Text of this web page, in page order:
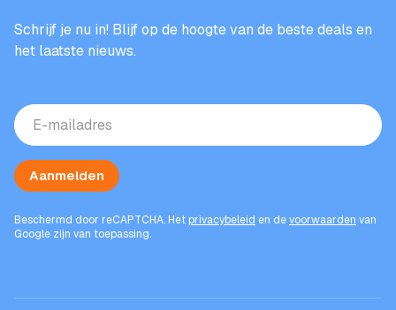
Schrijf je nu in! Blijf op de hoogte van de beste deals en
het laatste nieuws.
E-
mailadres
Aanmelden
Beschermd door reCAPTCHA. Het privacybeleid en devoorwaarden van
Google zijn van toepassing.